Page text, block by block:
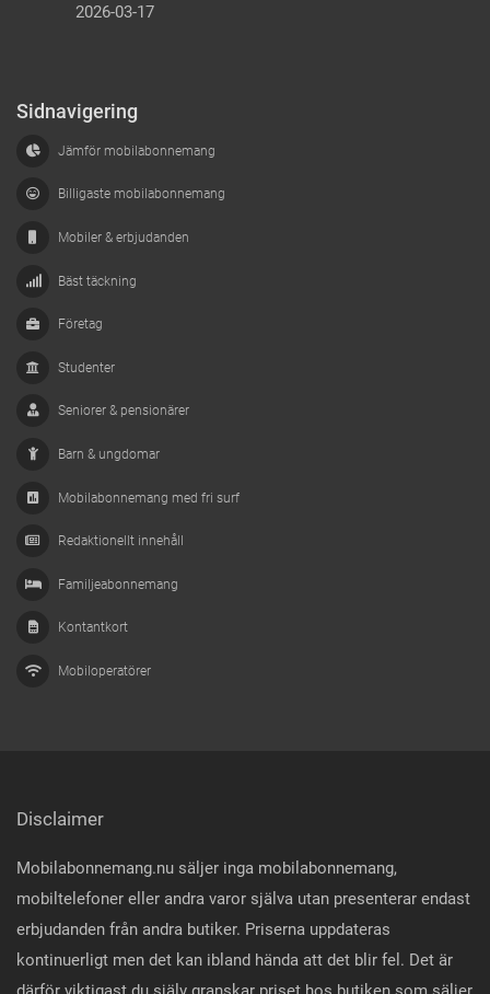
2026-03-17
Sidnavigering
Jämför mobilabonnemang
Billigaste mobilabonnemang
Mobiler & erbjudanden
Bäst täckning
Företag
Studenter
Seniorer & pensionärer
Barn & ungdomar
Mobilabonnemang med fri surf
Redaktionellt innehåll
Familjeabonnemang
Kontantkort
Mobiloperatörer
Disclaimer
Mobilabonnemang.nu säljer inga mobilabonnemang,
mobiltelefoner eller andra varor själva utan presenterar endast
erbjudanden från andra butiker. Priserna uppdateras
kontinuerligt men det kan ibland hända att det blir fel. Det är